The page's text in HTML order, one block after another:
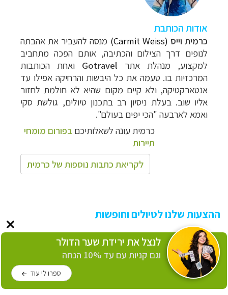
אודות הכותבת
כרמית וייס (Carmit Weiss)
מנסה להעביר את אהבתה
לנופים דרך הצילום והכתיבה, אותם הפכה מתחביב
למקצוע, מנהלת אתר Gotravel
ואחת הכותבות
המרכזיות בו. טעמה את כל היבשות והרחיקה אפילו עד
אנטארקטיקה, ולא קיים מקום שהיא לא חולמת לחזור
אליו שוב. בעלת ניסיון רב בתכנון טיולים, גולשת סקי
ואמא לארבעה "הכי יפים בעולם".
כרמית עונה לשאלותיכם בפורום מומחי
תיירות
לקריאת כתבות נוספות של כרמית
ההצעות שלנו לטיולים וחופשות
לנצל את ירידת שער הדולר
וגם קניות עם עד 10% הנחה
ספרו לי עוד